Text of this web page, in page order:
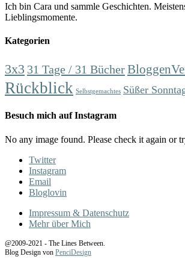
Ich bin Cara und sammle Geschichten.
Lieblingsmomente.
Kategorien
3x3 31 Tage / 31 Bücher
Rückblick Selbstgemachtes Süßer
Besuch mich auf Instagram
No any image found. Please check it again or
Twitter
Instagram
Email
Bloglovin
Impressum & Datenschutz
Mehr über Mich
@2009-2021 - The Lines Between.
Blog Design von PenciDesign